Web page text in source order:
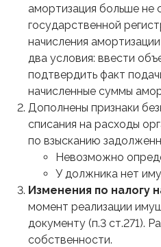
амортизация больше не
государственной
начисления
два условия: ввести
подтвердить факт
начисленные суммы
Дополнены признаки
списания на расходы
по взысканию
Невозможно
У должника нет
Изменения по налогу
момент реализации
документу (п.3 ст.271).
собственности.